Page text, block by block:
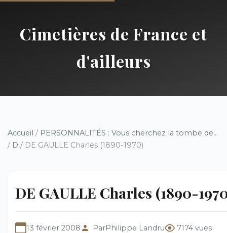
Cimetières de France et
d'ailleurs
Accueil / PERSONNALITÉS : Vous cherchez la tombe de...
/ D / DE GAULLE Charles (1890-1970)
DE GAULLE Charles (1890-
13 février 2008 ParPhilippe Landru 7174 vues